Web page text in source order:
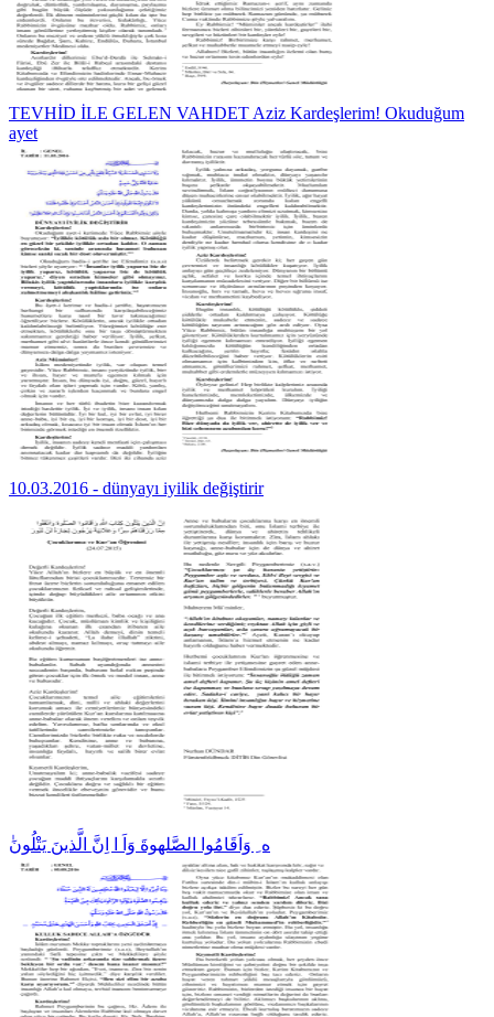
TEVHİD İLE GELEN VAHDET Aziz Kardeşlerim! Okuduğum
ayet
10.03.2016 - dünyayı iyilik değiştirir
ٰه ِ وَاَقَامُوا الصَّلهوةَ وَاَ ا اِنَّ الَّذينَ يَتْلُونَ